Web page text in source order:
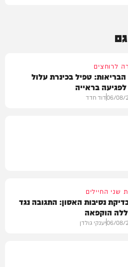
לרוחצים
טפיל בכינרת עלול
בראייה
06/08/דוד חדד
שני החיילים
נסיבות האסון: התגובה נגד
הוקפאה
06/08/יענקי גולדן